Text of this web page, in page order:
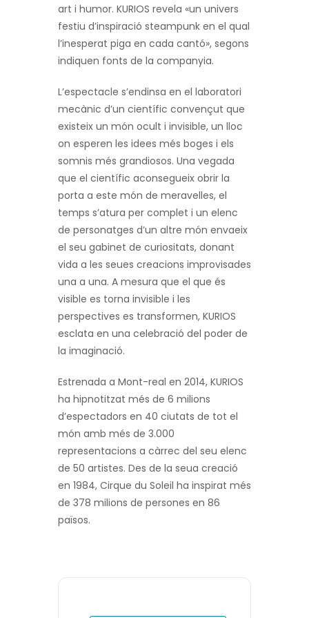
art i humor. KURIOS revela «un univers
festiu d’inspiració steampunk en el qual
l’inesperat piga en cada cantó», segons
indiquen fonts de la companyia.
L’espectacle s’endinsa en el laboratori
mecànic d’un científic convençut que
existeix un món ocult i invisible, un lloc
on esperen les idees més boges i els
somnis més grandiosos. Una vegada
que el científic aconsegueix obrir la
porta a este món de meravelles, el
temps s’atura per complet i un elenc
de personatges d’un altre món envaeix
el seu gabinet de curiositats, donant
vida a les seues creacions improvisades
una a una. A mesura que el que és
visible es torna invisible i les
perspectives es transformen, KURIOS
esclata en una celebració del poder de
la imaginació.
Estrenada a Mont-real en 2014, KURIOS
ha hipnotitzat més de 6 milions
d’espectadors en 40 ciutats de tot el
món amb més de 3.000
representacions a càrrec del seu elenc
de 50 artistes. Des de la seua creació
en 1984, Cirque du Soleil ha inspirat més
de 378 milions de persones en 86
països.